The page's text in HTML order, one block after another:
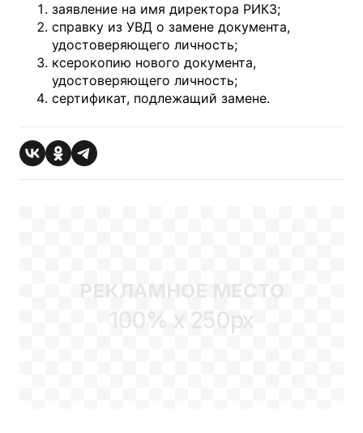
заявление на имя директора РИКЗ;
справку из УВД о замене документа,
удостоверяющего личность;
ксерокопию нового документа,
удостоверяющего личность;
сертификат, подлежащий замене.
РЕКЛАМНОЕ МЕСТО
100% x 250px